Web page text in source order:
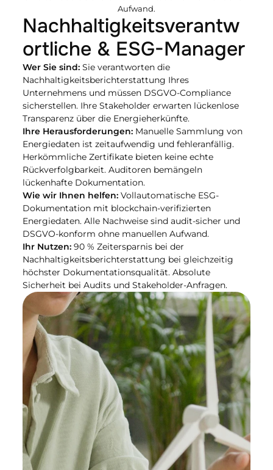
Aufwand.
Nachhaltigkeitsverantw
ortliche & ESG-Manager
Wer Sie sind: Sie verantworten die
Nachhaltigkeitsberichterstattung Ihres
Unternehmens und müssen DSGVO-Compliance
sicherstellen. Ihre Stakeholder erwarten lückenlose
Transparenz über die Energieherkünfte.
Ihre Herausforderungen: Manuelle Sammlung von
Energiedaten ist zeitaufwendig und fehleranfällig.
Herkömmliche Zertifikate bieten keine echte
Rückverfolgbarkeit. Auditoren bemängeln
lückenhafte Dokumentation.
Wie wir Ihnen helfen: Vollautomatische ESG-
Dokumentation mit blockchain-verifizierten
Energiedaten. Alle Nachweise sind audit-sicher und
DSGVO-konform ohne manuellen Aufwand.
Ihr Nutzen: 90 % Zeitersparnis bei der
Nachhaltigkeitsberichterstattung bei gleichzeitig
höchster Dokumentationsqualität. Absolute
Sicherheit bei Audits und Stakeholder-Anfragen.